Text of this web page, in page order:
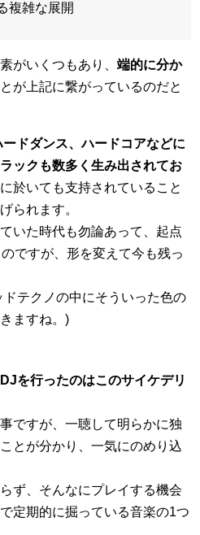
複雑な展開
がいくつもあり、 端的に分か
が上記に繋がっているのだと
ードダンス、ハードコアなどに
ックも数多く生み出されてお
於いても支持されていること
られます。
いた時代も勿論あって、起点
ですが、形を変えて今も残っ
ドテクノの中にそういった色の
ますね。)
を行ったのはこのサイケデリ
ですが、一聴して明らかに独
とが分かり、一気にのめり込
ず、そんなにプレイする機会
定期的に掘っている音楽の1つ